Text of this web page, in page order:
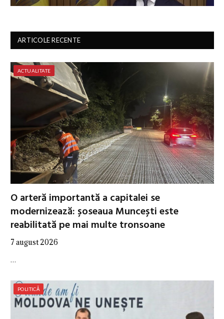
ARTICOLE RECENTE
ACTUALITATE
O arteră importantă a capitalei se
modernizează: șoseaua Muncești este
reabilitată pe mai multe tronsoane
7 august 2026
…
POLITICĂ